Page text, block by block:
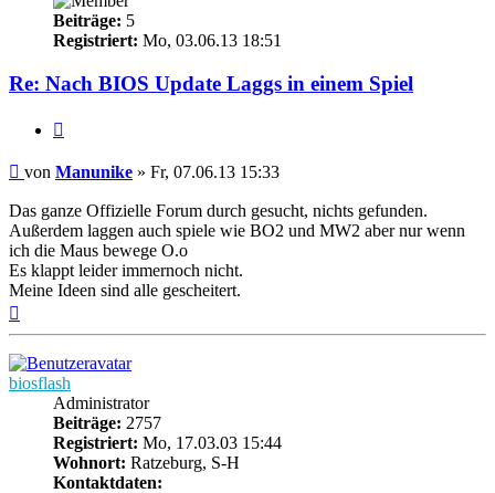
Beiträge: 5
Registriert: Mo, 03.06.13 18:51
Re: Nach BIOS Update Laggs in einem Spiel
Beitrag
von Manunike » Fr, 07.06.13 15:33
Das ganze Offizielle Forum durch gesucht, nichts gefunden.
Außerdem laggen auch spiele wie BO2 und MW2 aber nur wenn
ich die Maus bewege O.o
Es klappt leider immernoch nicht.
Meine Ideen sind alle gescheitert.
biosflash
Administrator
Beiträge: 2757
Registriert: Mo, 17.03.03 15:44
Wohnort: Ratzeburg, S-H
Kontaktdaten: